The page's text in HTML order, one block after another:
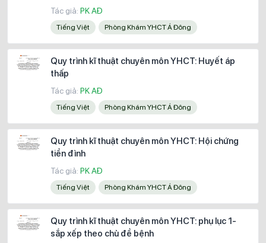
Tác giả: PK AĐ
Tiếng Việt Phòng Khám YHCT Á Đông
Quy trình kĩ thuật chuyên môn YHCT: Huyết áp
thấp
Tác giả: PK AĐ
Tiếng Việt Phòng Khám YHCT Á Đông
Quy trình kĩ thuật chuyên môn YHCT: Hội chứng
tiền đình
Tác giả: PK AĐ
Tiếng Việt Phòng Khám YHCT Á Đông
Quy trình kĩ thuật chuyên môn YHCT: phụ lục 1-
sắp xếp theo chủ đề bệnh